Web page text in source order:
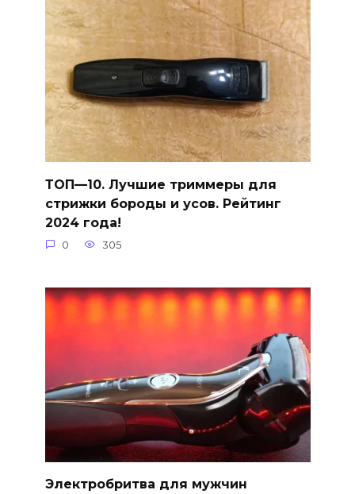
ТОП—10. Лучшие триммеры для
стрижки бороды и усов. Рейтинг
2024 года!
0 305
Электробритва для мужчин